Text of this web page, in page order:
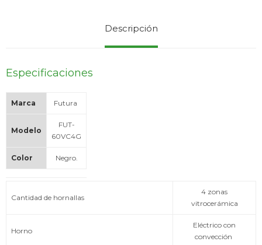
Descripción
Especificaciones
Marca Futura
Modelo
FUT-
60VC4G
Color Negro.
Cantidad de hornallas
4 zonas
vitrocerámica
Horno
Eléctrico con
convección